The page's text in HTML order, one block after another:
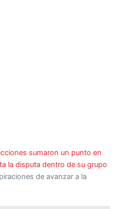
sumaron un punto en
la disputa dentro de su grupo
de avanzar a la